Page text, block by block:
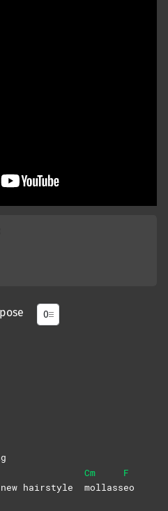
new hairstyle
Cm
mollass
F
eo